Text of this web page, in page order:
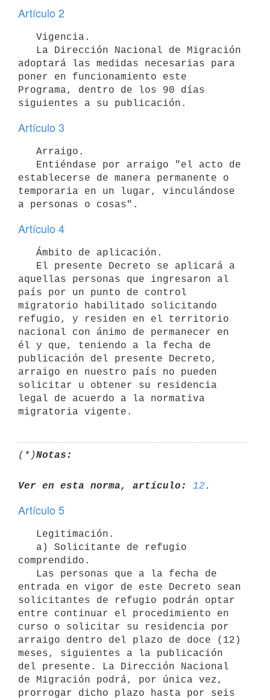
Artículo 2
adoptará las medidas necesarias para
poner en funcionamiento este
Programa, dentro de los 90 días
Artículo 3
establecerse de manera permanente o
temporaria en un lugar, vinculándose
Artículo 4
aquellas personas que ingresaron al
país por un punto de control
migratorio habilitado solicitando
refugio, y residen en el territorio
nacional con ánimo de permanecer en
él y que, teniendo a la fecha de
publicación del presente Decreto,
arraigo en nuestro país no pueden
solicitar u obtener su residencia
legal de acuerdo a la normativa
(*)Notas:
Ver en esta norma, artículo: 12
Artículo 5
comprendido.
entrada en vigor de este Decreto sean
solicitantes de refugio podrán optar
entre continuar el procedimiento en
curso o solicitar su residencia por
arraigo dentro del plazo de doce (12)
meses, siguientes a la publicación
del presente. La Dirección Nacional
de Migración podrá, por única vez,
prorrogar dicho plazo hasta por seis